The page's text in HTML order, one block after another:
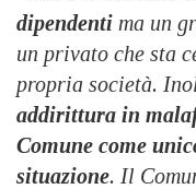
dipendenti ma un
un privato che sta
propria società.
addirittura in
Comune come
situazione. Il